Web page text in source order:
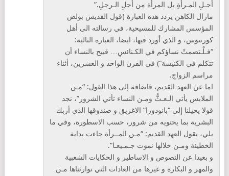
أجـلِ المـرأةِ بل المرأة من أجلِ الـرجلِ.”
مازال الكاهن يردد هذه العبارة (قول القديس بولص
المؤسس المشارك للمسيحية، في رسالته الى أهل
كورنتوس، و الذي أورد فيها، ايضا، العبارة التالية:
“فـلْـتصمتْ نساؤكم في الكـنائسِ… قبيح بالنساء أن
تتكلم في الكنيسة”) في القرن الواحد و العشرين، أثناء
مراسم الزواج.
اما عن العهد القديم، فاضافة إلى هذا القول: “مـن
الملابس يأتي الـعـثُّ ومـن النساء تأتي الشرور”، نجد
قولا يحيلنا إلى “بانودورا” الاغريق و صندوقها الذي أربك
البشرية بما يحتويه من شرور، حسب الاسطورة، وفي ما
يلي، يقول العهد القديم: “مـن المــرأة جاءت بداية
الخطيئة ومـن خلالها نموت جـمـيعـا”.
و بعيدا عن النصوص و الاساطير و الحكايات الشعبية
والمهر و البكارة و غيرها من العادات التي توارثناها مـن